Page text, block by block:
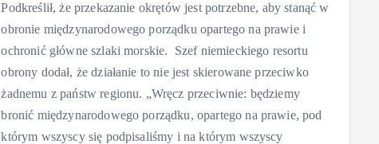
Podkreślił, że przekazanie okrętów jest potrzebne, aby stanąć w
obronie międzynarodowego porządku opartego na prawie i
ochronić główne szlaki morskie. Szef niemieckiego resortu
obrony dodał, że działanie to nie jest skierowane przeciwko
żadnemu z państw regionu. „Wręcz przeciwnie: będziemy
bronić międzynarodowego porządku, opartego na prawie, pod
którym wszyscy się podpisaliśmy i na którym wszyscy